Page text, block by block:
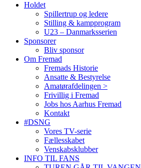
Holdet
Spillertrup og ledere
Stilling & kampprogram
U23 – Danmarksserien
Sponsorer
Bliv sponsor
Om Fremad
Fremads Historie
Ansatte & Bestyrelse
Amatørafdelingen >
Frivillig i Fremad
Jobs hos Aarhus Fremad
Kontakt
#DSNG
Vores TV-serie
Fællesskabet
Venskabsklubber
INFO TIL FANS